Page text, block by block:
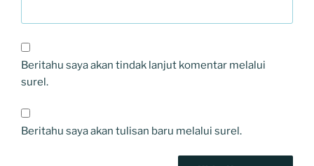
Beritahu saya akan tindak lanjut komentar melalui
surel.
Beritahu saya akan tulisan baru melalui surel.